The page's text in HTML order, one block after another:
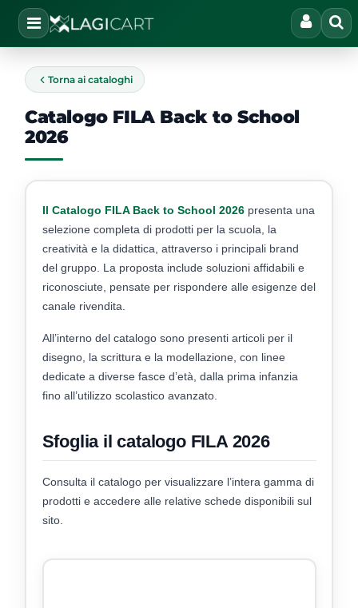
Open
Torna ai cataloghi
Catalogo FILA Back to School
2026
Il Catalogo FILA Back to School 2026presenta una
selezione completa di prodotti per la scuola, la
creatività e la didattica, attraverso i principali brand
del gruppo. La proposta include soluzioni affidabili e
riconosciute, pensate per rispondere alle esigenze del
canale rivendita.
All’interno del catalogo sono presenti articoli per il
disegno, la scrittura e la modellazione, con linee
dedicate a diverse fasce d’età, dalla prima infanzia
fino all’utilizzo scolastico avanzato.
Sfoglia il catalogo FILA 2026
Consulta il catalogo per visualizzare l’intera gamma di
prodotti e accedere alle relative schede disponibili sul
sito.